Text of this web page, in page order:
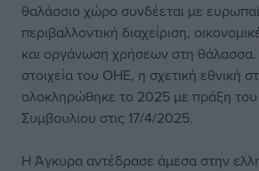
θαλάσσιο χώρο συνδέεται με
περιβαλλοντική διαχείριση,
και οργάνωση χρήσεων στη
στοιχεία του ΟΗΕ, η σχετική εθνική
ολοκληρώθηκε το 2025 με πράξη
Συμβουλίου στις 17/4/2025.
Η Άγκυρα αντέδρασε άμεσα στην